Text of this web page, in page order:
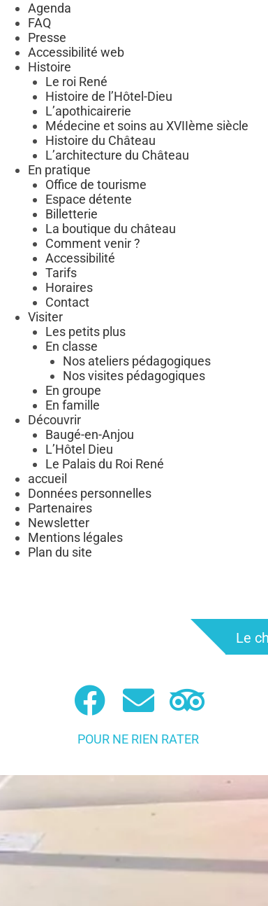
Agenda
FAQ
Presse
Accessibilité web
Histoire
Le roi René
Histoire de l’Hôtel-Dieu
L’apothicairerie
Médecine et soins au XVIIème siècle
Histoire du Château
L’architecture du Château
En pratique
Office de tourisme
Espace détente
Billetterie
La boutique du château
Comment venir ?
Accessibilité
Tarifs
Horaires
Contact
Visiter
Les petits plus
En classe
Nos ateliers pédagogiques
Nos visites pédagogiques
En groupe
En famille
Découvrir
Baugé-en-Anjou
L’Hôtel Dieu
Le Palais du Roi René
accueil
Données personnelles
Partenaires
Newsletter
Mentions légales
Plan du site
Le
POUR NE RIEN RATER